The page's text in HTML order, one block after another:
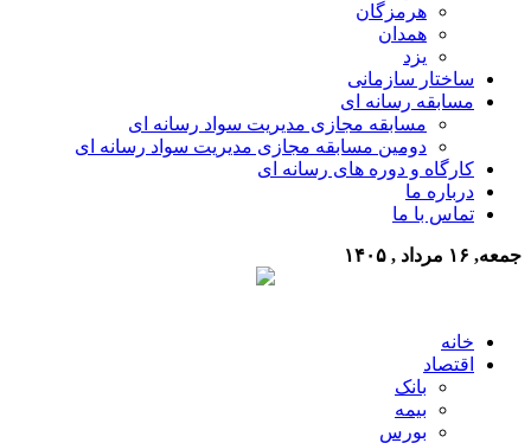
هرمزگان
همدان
یزد
ساختار سازمانی
مسابقه رسانه ای
مسابقه مجازی مدیریت سواد رسانه ای
دومین مسابقه مجازی مدیریت سواد رسانه ای
کارگاه و دوره های رسانه ای
درباره ما
تماس با ما
جمعه, ۱۶ مرداد , ۱۴۰۵
خانه
اقتصاد
بانک
بیمه
بورس